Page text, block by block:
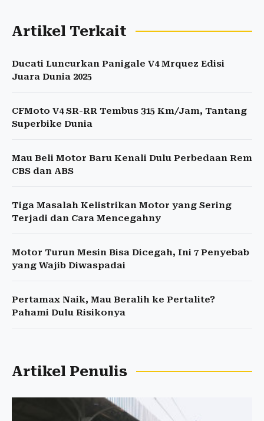
Artikel Terkait
Ducati Luncurkan Panigale V4 Mrquez Edisi
Juara Dunia 2025
CFMoto V4 SR-RR Tembus 315 Km/Jam, Tantang
Superbike Dunia
Mau Beli Motor Baru Kenali Dulu Perbedaan Rem
CBS dan ABS
Tiga Masalah Kelistrikan Motor yang Sering
Terjadi dan Cara Mencegahny
Motor Turun Mesin Bisa Dicegah, Ini 7 Penyebab
yang Wajib Diwaspadai
Pertamax Naik, Mau Beralih ke Pertalite?
Pahami Dulu Risikonya
Artikel Penulis